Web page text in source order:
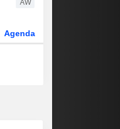
AW
Agenda